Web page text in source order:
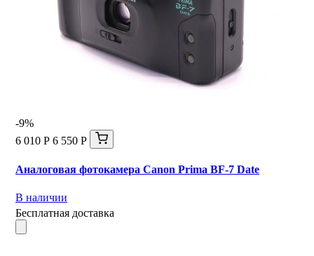
-9%
6 010 Р 6 550 Р
Аналоговая фотокамера Canon Prima BF-7 Date
В наличии
Бесплатная доставка